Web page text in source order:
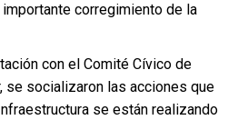
corregimiento de la
con el Comité Cívico de
se socializaron las acciones que
se están realizando